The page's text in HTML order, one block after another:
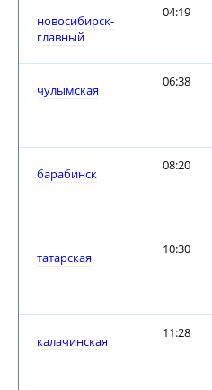
новосибирск-
главный
04:19
чулымская
06:38
барабинск
08:20
татарская
10:30
калачинская
11:28